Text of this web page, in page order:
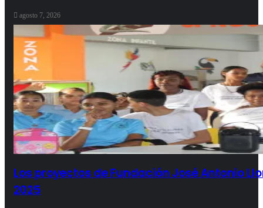
agosto 7, 2026
Los proyectos de Fundación José Antonio
2025